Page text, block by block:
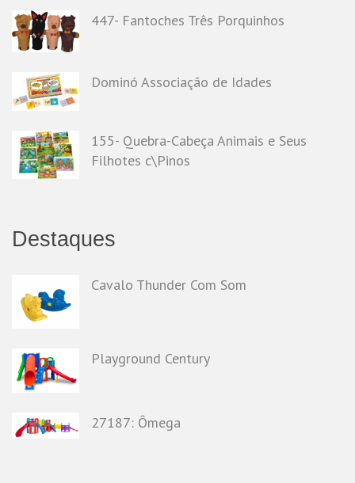
447- Fantoches Três Porquinhos
Dominó Associação de Idades
155- Quebra-Cabeça Animais e Seus
Filhotes c\Pinos
Destaques
Cavalo Thunder Com Som
Playground Century
27187: Ômega